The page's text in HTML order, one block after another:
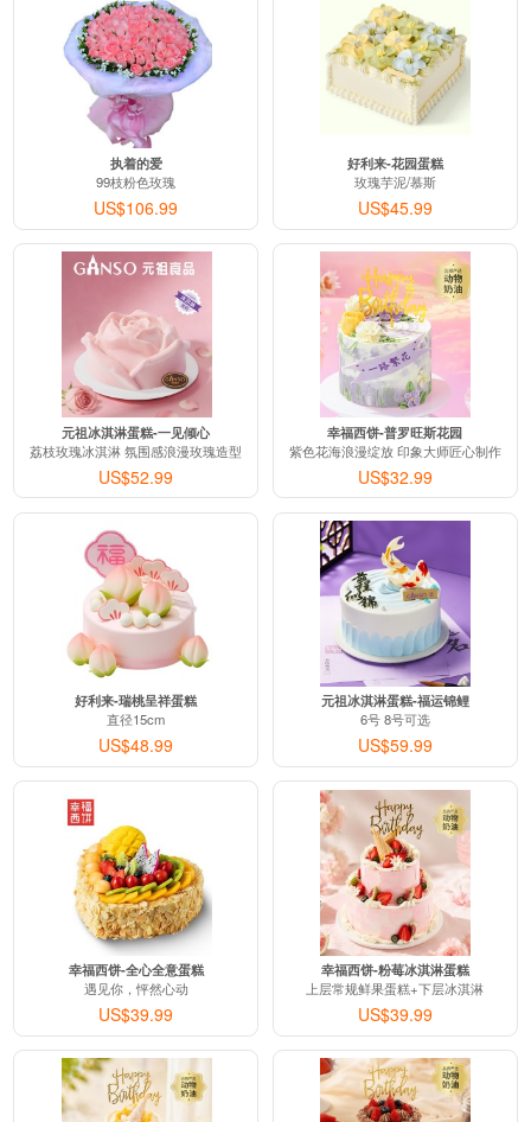
执着的爱
99枝粉色玫瑰
US$106.99
好利来-花园蛋糕
玫瑰芋泥/慕斯
US$45.99
元祖冰淇淋蛋糕-一见倾心
荔枝玫瑰冰淇淋 氛围感浪漫玫瑰造型
US$52.99
幸福西饼-普罗旺斯花园
紫色花海浪漫绽放 印象大师匠心制作
US$32.99
好利来-瑞桃呈祥蛋糕
直径15cm
US$48.99
元祖冰淇淋蛋糕-福运锦鲤
6号 8号可选
US$59.99
幸福西饼-全心全意蛋糕
遇见你，怦然心动
US$39.99
幸福西饼-粉莓冰淇淋蛋糕
上层常规鲜果蛋糕+下层冰淇淋
US$39.99